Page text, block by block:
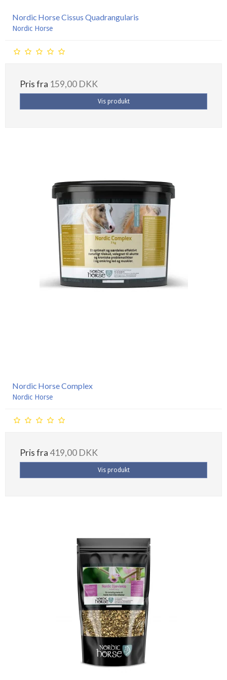
Nordic Horse Cissus Quadrangularis
Nordic Horse
Pris fra 159,00 DKK
Vis produkt
Nordic Horse Complex
Nordic Horse
Pris fra 419,00 DKK
Vis produkt